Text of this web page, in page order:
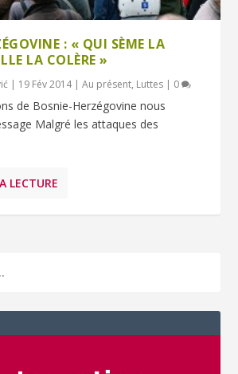
: « QUI SÈME LA
LA COLÈRE »
| 19 Fév 2014|Au présent, Luttes | 0
de Bosnie-Herzégovine nous
Malgré les attaques des
LECTURE